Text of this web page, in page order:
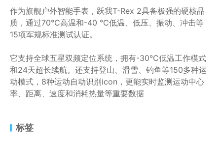
作为旗舰户外智能手表，跃我T-Rex 2具备极强的硬核品
质，通过70°C高温和-40 °C低温、低压、振动、冲击等
15项军规标准测试认证。
它支持全球五星双频定位系统，拥有-30°C低温工作模式
和24天超长续航。还支持登山、滑雪、钓鱼等150多种运
动模式，8种运动自动识别icon，更能实时监测运动中心
率、距离、速度和消耗热量等重要数据
标签